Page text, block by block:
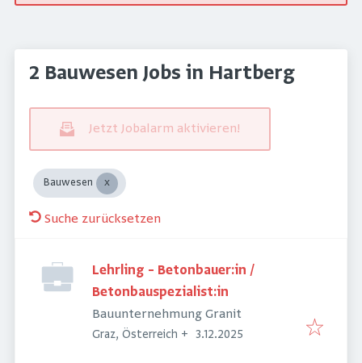
2 Bauwesen Jobs in Hartberg
Jetzt Jobalarm aktivieren!
Bauwesen
Suche zurücksetzen
Lehrling – Betonbauer:in /
Betonbauspezialist:in
Bauunternehmung Granit
Graz, Österreich + Veröffentlicht
3.12.2025